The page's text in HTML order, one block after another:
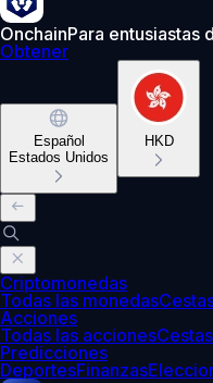
OnchainPara entusiastas
Obtener
Español
Estados Unidos
HKD
Criptomonedas
Todas las monedas
Acciones
Todas las acciones
Predicciones
DeportesFinanzas